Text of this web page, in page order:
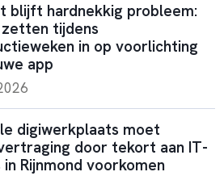
blijft hardnekkig probleem:
zetten tijdens
in op voorlichting
app
digiwerkplaats moet
door tekort aan IT-
Rijnmond voorkomen